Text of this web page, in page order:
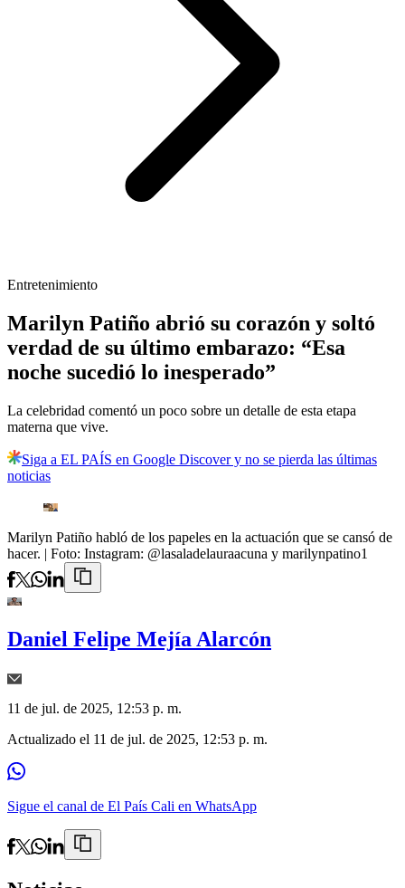
Entretenimiento
Marilyn Patiño abrió su corazón y soltó
verdad de su último embarazo: “Esa
noche sucedió lo inesperado”
La celebridad comentó un poco sobre un detalle de esta etapa
materna que vive.
Siga a EL PAÍS en Google Discover y no se pierda las últimas
noticias
Marilyn Patiño habló de los papeles en la actuación que se cansó de
hacer. | Foto: Instagram: @lasaladelauraacuna y marilynpatino1
Daniel Felipe Mejía Alarcón
11 de jul. de 2025, 12:53 p. m.
Actualizado el 11 de jul. de 2025, 12:53 p. m.
Sigue el canal de El País Cali en WhatsApp